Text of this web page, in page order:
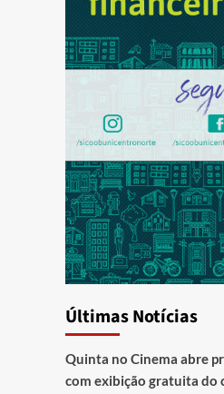
Últimas Notícias
Quinta no Cinema abre
com exibição gratuita do